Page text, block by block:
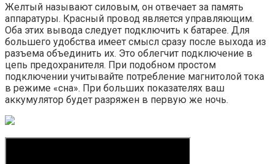
Желтый называют силовым, он отвечает за память
аппаратуры. Красный провод является управляющим.
Оба этих вывода следует подключить к батарее. Для
большего удобства имеет смысл сразу после выхода из
разъема объединить их. Это облегчит подключение в
цепь предохранителя. При подобном простом
подключении учитывайте потребление магнитолой тока
в режиме «сна». При больших показателях ваш
аккумулятор будет разряжен в первую же ночь.